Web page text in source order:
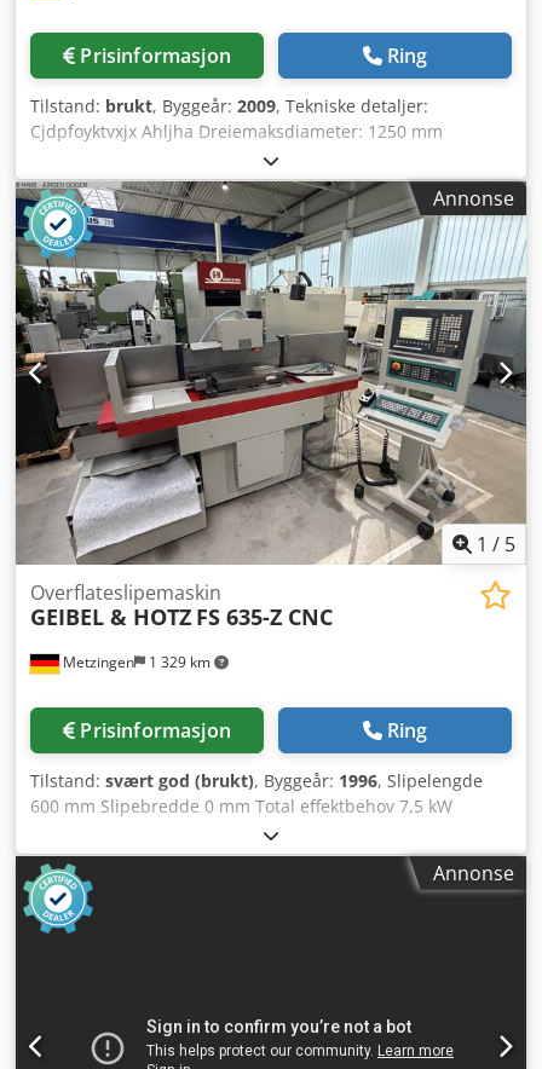
Prisinformasjon Ring
Tilstand: brukt, Byggeår: 2009, Tekniske detaljer:
Cjdpfoyktvxjx Ahljha Dreiemaksdiameter: 1250 mm
Dreielengde: 6000 mm Spindelboring: 130 mm
Turtallsområde: 5 - 710 o/min Dreiemaksdiameter over
sleden: 850 mm Totalt effektbehov: 37/52 kW Maskinvekt
ca.: 16 t Plassbehov ca.: 12 x 4 x 2 m Syklusstyring
HEIDENHAIN 1 fast lunett
Annonse
1 / 5
Metzingen 1 329 km
Overflateslipemaskin
GEIBEL & HOTZ FS 635-Z CNC
Prisinformasjon Ring
Tilstand: svært god (brukt), Byggeår: 1996, Slipelengde
600 mm Slipebredde 0 mm Total effektbehov 7,5 kW
TILBUD Vi kan tilby følgende maskin fra lager, med
forbehold om feil og mellomslag, uforpliktende: GEIBEL &
HOTZ CNC horisontal flat- & profilslipe­maskin Type FS 6 - Z
CNC Årsmodell 1996 _____ Maks. slipelengde (bordets
lengdebevegelse 660 mm): 600 mm Maks. slipebredde
Bordets oppspenningsflate: 820 x 0 mm Maks.
bordbelastning: 400 kg Bordhastighet: m/min
Annonse